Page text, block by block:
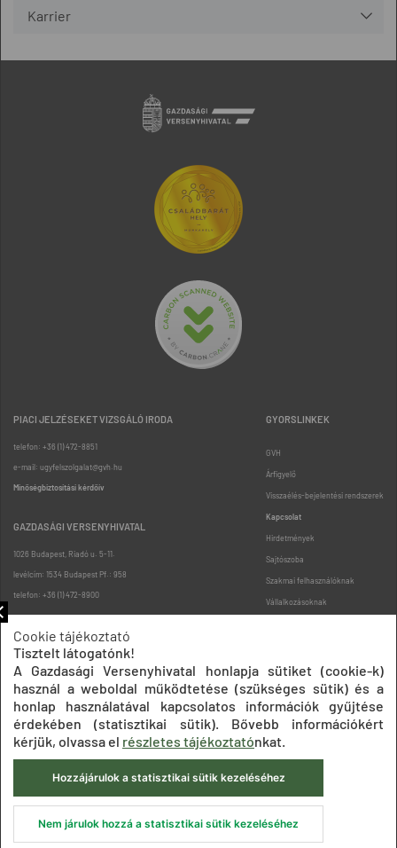
Karrier
PIACI JELZÉSEKET VIZSGÁLÓ IRODA
telefon: +36 (1) 472-8851
e-mail: ugyfelszolgalat@gvh.hu
Minőségbiztosítási kérdőív
GAZDASÁGI VERSENYHIVATAL
1026 Budapest, Riadó u. 5-11.
levélcím: 1534 Budapest Pf.: 958
telefon: +36 (1) 472-8900
GYORSLINKEK
GVH
Árfigyelő
Visszaélés-bejelentési rendszerek
Kapcsolat
Hirdetmények
Sajtószoba
Szakmai felhasználóknak
Vállalkozásoknak
Oldaltérkép
Impresszum Adatkezelési tájékoztatók
Akadálymentesítési nyilatkozat
Közadatkereső
Süti beállítások ÁSZF
© 2020 Gazdasági Versenyhivatal
Cookie tájékoztató
Tisztelt látogatónk!
A Gazdasági Versenyhivatal honlapja sütiket (cookie-k)
használ a weboldal működtetése (szükséges sütik) és a
honlap használatával kapcsolatos információk gyűjtése
érdekében (statisztikai sütik). Bővebb információkért
kérjük, olvassa el részletes tájékoztatónkat.
Hozzájárulok a statisztikai sütik kezeléséhez
Nem járulok hozzá a statisztikai sütik kezeléséhez